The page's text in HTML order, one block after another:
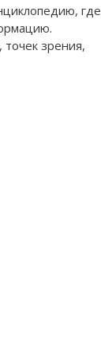
где
зрения,